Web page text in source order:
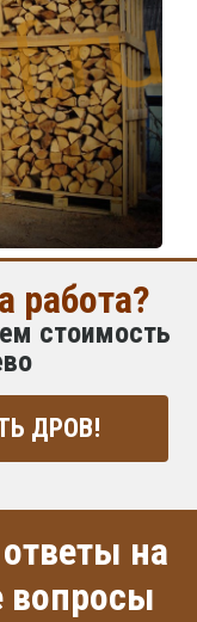
работа?
стоимость
ДРОВ!
на
вопросы